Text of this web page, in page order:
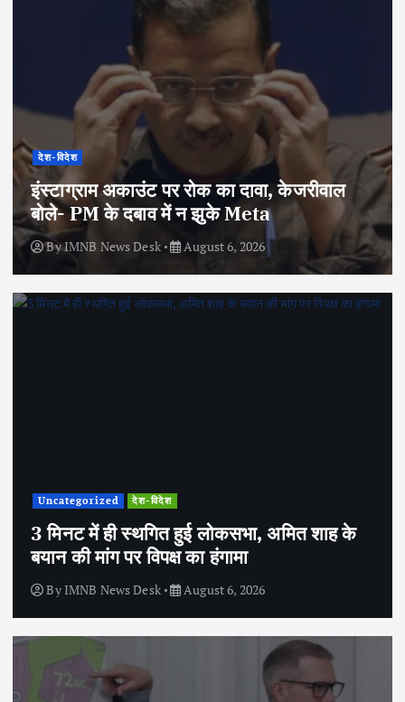
देश-विदेश
इंस्टाग्राम अकाउंट पर रोक का दावा, केजरीवाल
बोले- PM के दबाव में न झुके Meta
ByIMNB News Desk August 6, 2026
Uncategorized देश-विदेश
3 मिनट में ही स्थगित हुई लोकसभा, अमित शाह के
बयान की मांग पर विपक्ष का हंगामा
By IMNB News Desk August 6, 2026